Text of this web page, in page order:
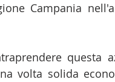
Campania
questa
volta solida